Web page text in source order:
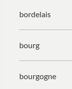
bordelais
bourg
bourgogne